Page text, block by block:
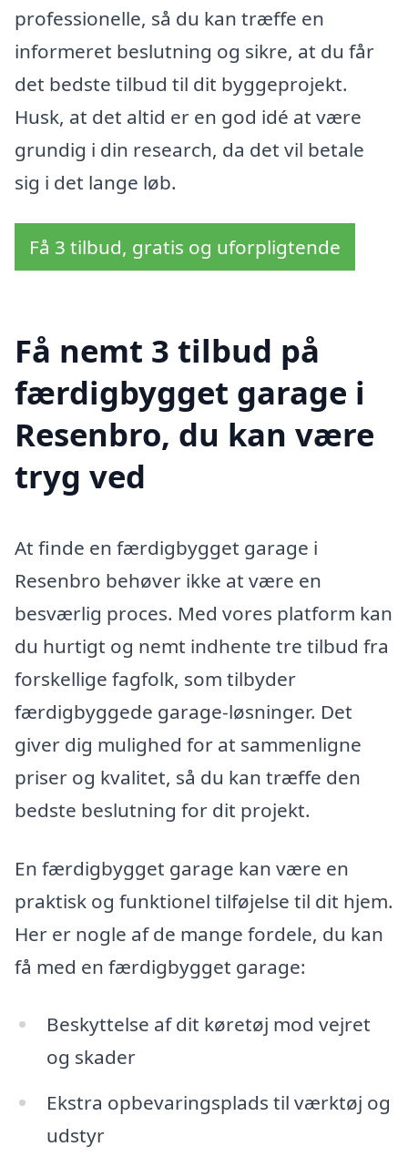
professionelle, så du kan træffe en
informeret beslutning og sikre, at du får
det bedste tilbud til dit byggeprojekt.
Husk, at det altid er en god idé at være
grundig i din research, da det vil betale
sig i det lange løb.
Få 3 tilbud, gratis og uforpligtende
Få nemt 3 tilbud på
færdigbygget garage i
Resenbro, du kan være
tryg ved
At finde en færdigbygget garage i
Resenbro behøver ikke at være en
besværlig proces. Med vores platform kan
du hurtigt og nemt indhente tre tilbud fra
forskellige fagfolk, som tilbyder
færdigbyggede garage-løsninger. Det
giver dig mulighed for at sammenligne
priser og kvalitet, så du kan træffe den
bedste beslutning for dit projekt.
En færdigbygget garage kan være en
praktisk og funktionel tilføjelse til dit hjem.
Her er nogle af de mange fordele, du kan
få med en færdigbygget garage:
Beskyttelse af dit køretøj mod vejret
og skader
Ekstra opbevaringsplads til værktøj og
udstyr